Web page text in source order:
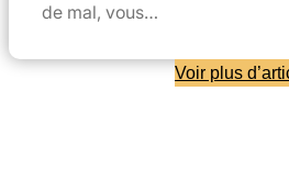
de mal, vous…
Voir plus